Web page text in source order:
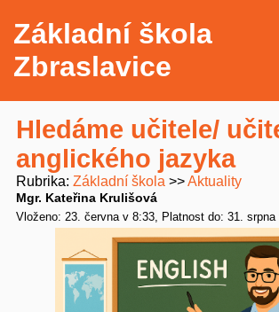
Základní škola
Zbraslavice
Hledáme učitele/
anglického jazyka
Rubrika Základní škola Aktuality
Mgr. Kateřina Krulišová
Vloženo: 23. června v 8:33 Platnost do: 31. srpna